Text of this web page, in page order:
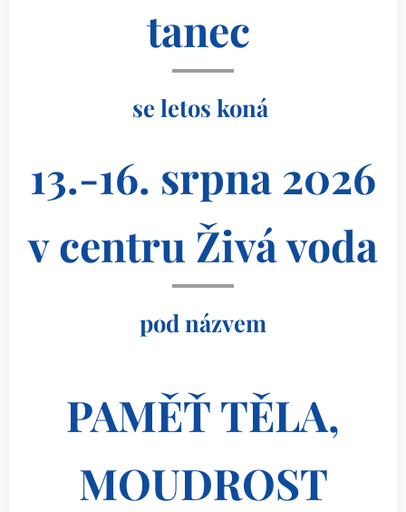
tanec
se letos koná
13.-16. srpna 2026
v centru Živá voda
pod názvem
PAMĚŤ TĚLA,
MOUDROST